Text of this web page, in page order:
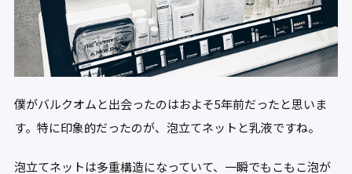
僕がバルクオムと出会ったのはおよそ5年前だったと思いま
す。特に印象的だったのが、泡立てネットと乳液ですね。
泡立てネットは多重構造になっていて、一瞬でもこもこ泡が